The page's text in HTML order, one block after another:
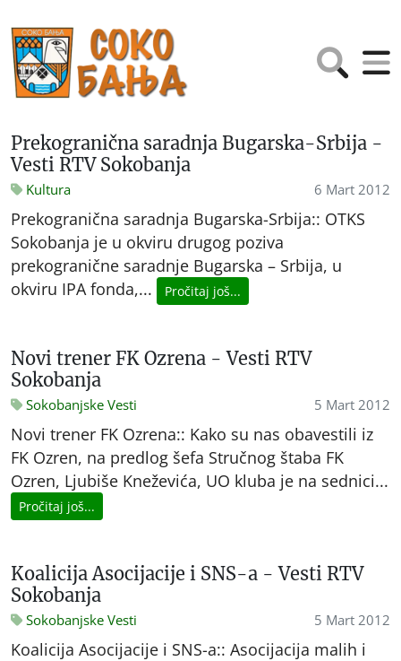
Prekogranična saradnja Bugarska-Srbija -
Vesti RTV Sokobanja
Kultura 6 Mart 2012
Prekogranična saradnja Bugarska-Srbija:: OTKS
Sokobanja je u okviru drugog poziva
prekogranične saradnje Bugarska – Srbija, u
okviru IPA fonda,...
Pročitaj još...
Novi trener FK Ozrena - Vesti RTV
Sokobanja
Sokobanjske Vesti 5 Mart 2012
Novi trener FK Ozrena:: Kako su nas obavestili iz
FK Ozren, na predlog šefa Stručnog štaba FK
Ozren, Ljubiše Kneževića, UO kluba je na sednici...
Pročitaj još...
Koalicija Asocijacije i SNS-a - Vesti RTV
Sokobanja
Sokobanjske Vesti 5 Mart 2012
Koalicija Asocijacije i SNS-a:: Asocijacija malih i